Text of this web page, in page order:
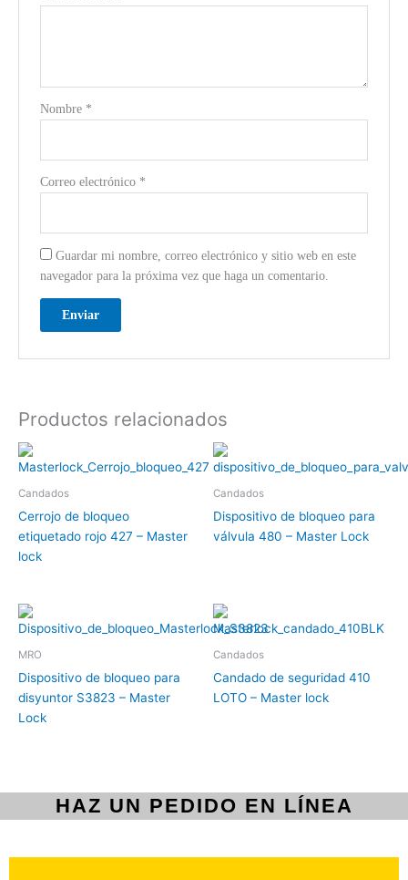
Nombre *
Correo electrónico *
Guardar mi nombre, correo electrónico y sitio web en este
navegador para la próxima vez que haga un comentario.
Productos relacionados
Candados
Cerrojo de bloqueo
etiquetado rojo 427 – Master
lock
Candados
Dispositivo de bloqueo para
válvula 480 – Master Lock
MRO
Dispositivo de bloqueo para
disyuntor S3823 – Master
Lock
Candados
Candado de seguridad 410
LOTO – Master lock
HAZ UN PEDIDO EN LÍNEA